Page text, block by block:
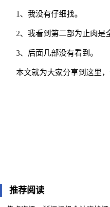
1、我没有仔细找。
2、我看到第二部为止肉是
3、后面几部没有看到。
本文就为大家分享到这里
推荐阅读